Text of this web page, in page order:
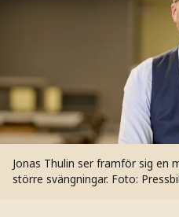
Jonas Thulin ser framför sig en
större svängningar. Foto: